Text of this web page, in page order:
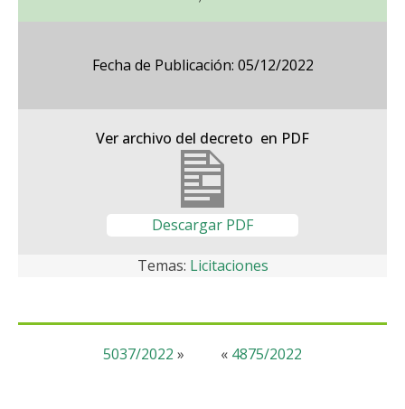
Fecha de Publicación: 05/12/2022
Ver archivo del decreto en PDF
Descargar PDF
Temas: Licitaciones
« 4875/2022
5037/2022 »